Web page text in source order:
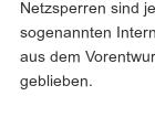
Netzsperren sind
sogenannten
aus dem
geblieben.